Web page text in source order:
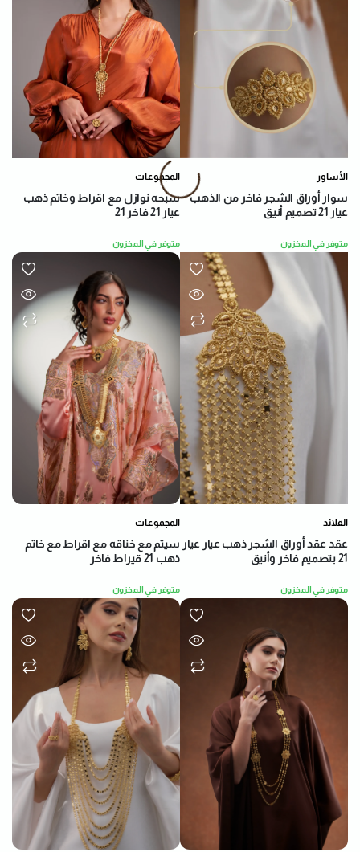
المجموعات
سبحه نوازل مع اقراط وخاتم ذهب
عيار 21 فاخر 21
متوفر في المخزون
الأساور
سوار أوراق الشجر فاخر من الذهب
عيار 21 تصميم أنيق
متوفر في المخزون
المجموعات
سيتم مع خناقه مع اقراط مع خاتم
ذهب 21 قيراط فاخر
متوفر في المخزون
القلائد
عقد عقد أوراق الشجر ذهب عيار عيار
21 بتصميم فاخر وأنيق
متوفر في المخزون